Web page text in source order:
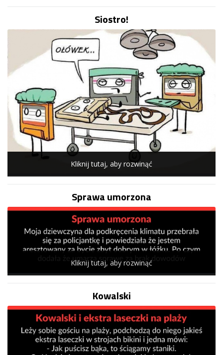
Siostro!
Kliknij tutaj, aby rozwinąć
Sprawa umorzona
Kliknij tutaj, aby rozwinąć
Kowalski